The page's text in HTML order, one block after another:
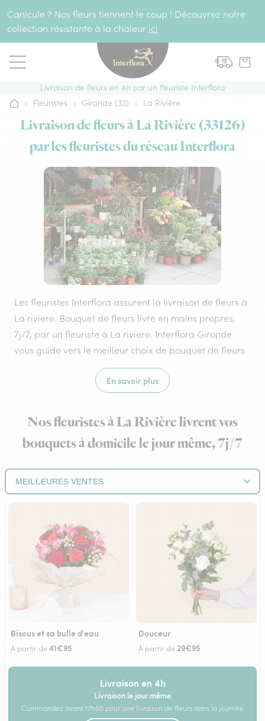
Canicule ? Nos fleurs tiennent le coup ! Découvrez notre
collection résistante à la chaleur ici
Livraison de fleurs en 4h par un fleuriste Interflora
Accueil
› Fleuristes › Gironde (33) › La Rivière
Livraison de fleurs à La Rivière (33126)
par les fleuristes du réseau Interflora
Les fleuristes Interflora assurent la livraison de fleurs à
La riviere. Bouquet de fleurs livré en mains propres,
7j/7, par un fleuriste à La riviere. Interflora Gironde
vous guide vers le meilleur choix de bouquet de fleurs.
En savoir plus
Nos fleuristes à La Rivière livrent vos
bouquets à domicile le jour même, 7j/7
Bisous et sa bulle d'eau
À partir de41€95
Douceur
À partir de 29€95
Livraison en 4h
Livraison le jour même
Commandez avant 17h00 pour une livraison de fleurs dans la journée